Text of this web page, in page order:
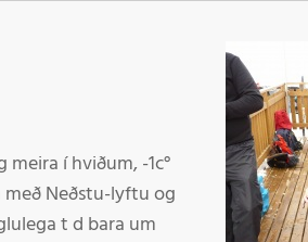
meira í hviðum, -1c°
Neðstu-lyftu og
t d bara um